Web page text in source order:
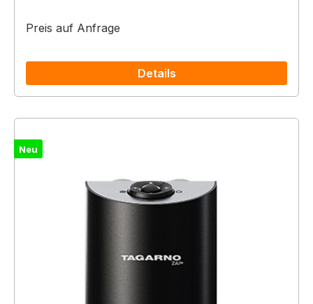
Preis auf Anfrage
Details
Neu